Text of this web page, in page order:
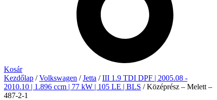
Kosár
Kezdőlap /Volkswagen /Jetta /III 1.9 TDI DPF | 2005.08 -
2010.10 | 1.896 ccm | 77 kW | 105 LE | BLS / Középrész – Melett –
487-2-1